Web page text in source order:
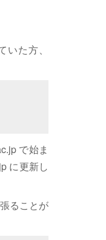
た方、
で始ま
に更新し
ることが